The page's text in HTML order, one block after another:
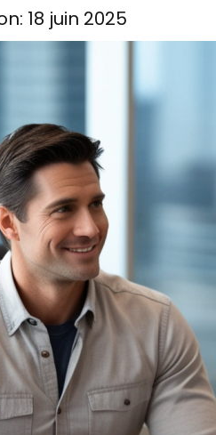
18 juin 2025